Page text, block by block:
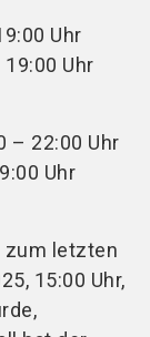
Uhr
Uhr
– 22:00 Uhr
Uhr
zum letzten
15:00 Uhr,